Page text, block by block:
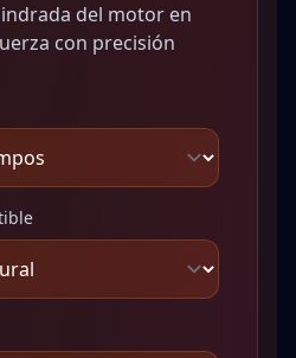
del motor en
con precisión